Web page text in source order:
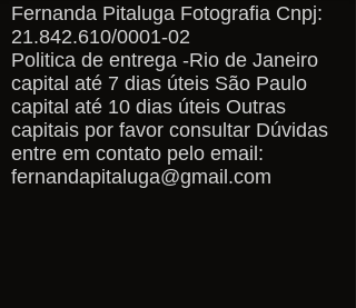
Fernanda Pitaluga Fotografia Cnpj:
21.842.610/0001-02
Politica de entrega -Rio de Janeiro
capital até 7 dias úteis São Paulo
capital até 10 dias úteis Outras
capitais por favor consultar Dúvidas
entre em contato pelo email:
fernandapitaluga@gmail.com